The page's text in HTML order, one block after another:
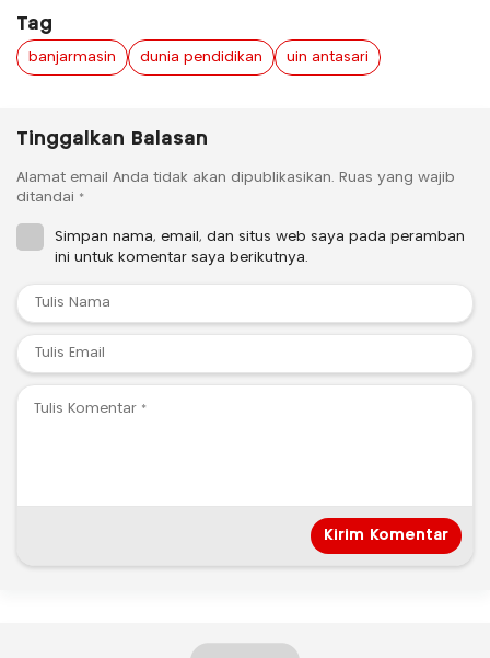
Tag
banjarmasin dunia pendidikan uin antasari
Tinggalkan Balasan
Alamat email Anda tidak akan dipublikasikan. Ruas yang wajib
ditandai *
Simpan nama, email, dan situs web saya pada peramban
ini untuk komentar saya berikutnya.